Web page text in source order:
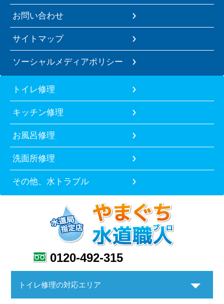
お問い合わせ
サイトマップ
ソーシャルメディアポリシー
トイレ修理
キッチン修理
お風呂修理
洗面所修理
その他、水トラブル
0120-492-315
トイレ修理の対応エリア